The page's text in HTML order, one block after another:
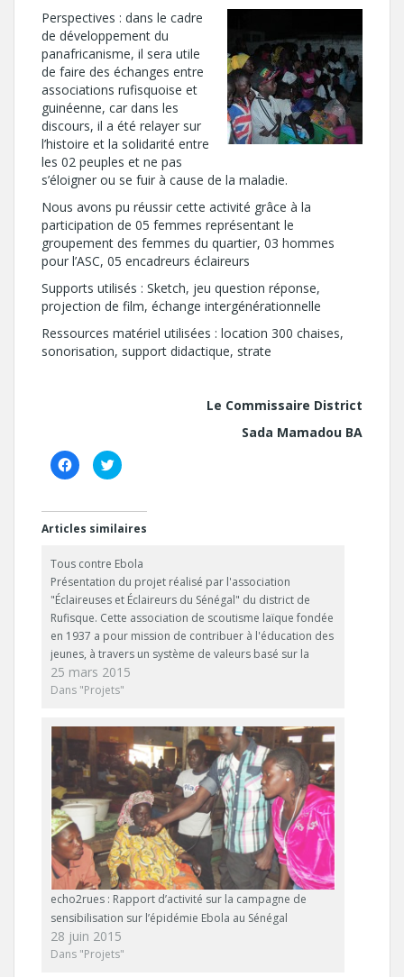
Perspectives : dans le cadre
de développement du
panafricanisme, il sera utile
de faire des échanges entre
associations rufisquoise et
guinéenne, car dans les
discours, il a été relayer sur
l’histoire et la solidarité entre
les 02 peuples et ne pas
s’éloigner ou se fuir à cause de la maladie.
Nous avons pu réussir cette activité grâce à la
participation de 05 femmes représentant le
groupement des femmes du quartier, 03 hommes
pour l’ASC, 05 encadreurs éclaireurs
Supports utilisés : Sketch, jeu question réponse,
projection de film, échange intergénérationnelle
Ressources matériel utilisées : location 300 chaises,
sonorisation, support didactique, strate
Le Commissaire District
Sada Mamadou BA
C
l
e
z
p
u
r
p
r
t
a
g
r
s
u
r
b
o
k
o
u
v
r
e
d
a
n
s
u
n
e
n
o
u
v
C
l
e
z
p
u
r
p
r
t
a
g
r
s
u
r
t
t
e
r
(
o
u
v
r
e
d
a
n
s
u
n
e
n
o
u
v
e
Articles similaires
Tous contre Ebola
Présentation du projet réalisé par l'association
"Éclaireuses et Éclaireurs du Sénégal" du district de
Rufisque. Cette association de scoutisme laïque fondée
en 1937 a pour mission de contribuer à l'éducation des
jeunes, à travers un système de valeurs basé sur la
Promesse et la Loi scoutes. Le projet "Tous contre
Ebola" a pour…
25 mars 2015
Dans "Projets"
echo2rues : Rapport d’activité sur la campagne de
sensibilisation sur l’épidémie Ebola au Sénégal
28 juin 2015
Dans "Projets"